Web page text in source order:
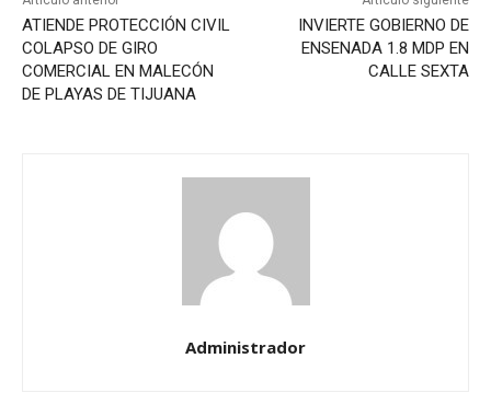
ATIENDE PROTECCIÓN CIVIL
COLAPSO DE GIRO
COMERCIAL EN MALECÓN
DE PLAYAS DE TIJUANA
INVIERTE GOBIERNO DE
ENSENADA 1.8 MDP EN
CALLE SEXTA
Administrador